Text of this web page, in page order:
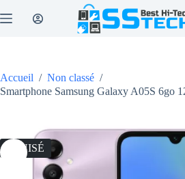
au
Accueil / Non classé /
Smartphone Samsung Galaxy A05S 6go
ÉPUISÉ